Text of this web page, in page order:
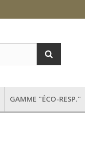
GAMME "ÉCO-RESP."